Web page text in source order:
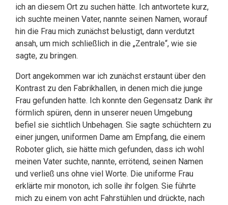
ich an diesem Ort zu suchen hätte. Ich antwortete kurz,
ich suchte meinen Vater, nannte seinen Namen, worauf
hin die Frau mich zunächst belustigt, dann verdutzt
ansah, um mich schließlich in die „Zentrale“, wie sie
sagte, zu bringen.
Dort angekommen war ich zunächst erstaunt über den
Kontrast zu den Fabrikhallen, in denen mich die junge
Frau gefunden hatte. Ich konnte den Gegensatz Dank ihr
förmlich spüren, denn in unserer neuen Umgebung
befiel sie sichtlich Unbehagen. Sie sagte schüchtern zu
einer jungen, uniformen Dame am Empfang, die einem
Roboter glich, sie hätte mich gefunden, dass ich wohl
meinen Vater suchte, nannte, errötend, seinen Namen
und verließ uns ohne viel Worte. Die uniforme Frau
erklärte mir monoton, ich solle ihr folgen. Sie führte
mich zu einem von acht Fahrstühlen und drückte, nach